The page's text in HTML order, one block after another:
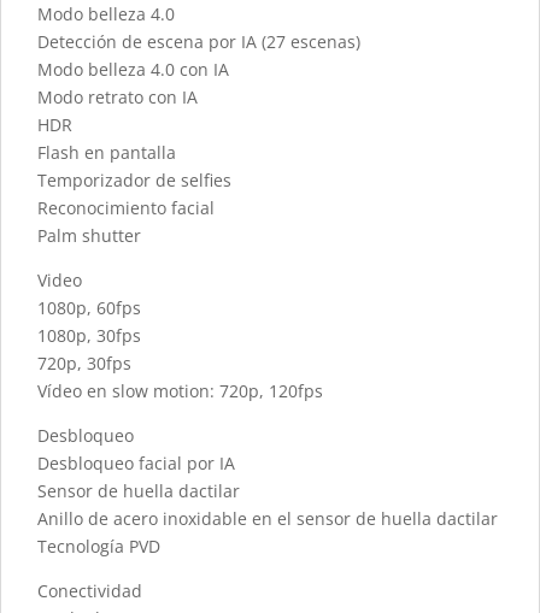
Modo belleza 4.0
Detección de escena por IA (27 escenas)
Modo belleza 4.0 con IA
Modo retrato con IA
HDR
Flash en pantalla
Temporizador de selfies
Reconocimiento facial
Palm shutter
Video
1080p, 60fps
1080p, 30fps
720p, 30fps
Vídeo en slow motion: 720p, 120fps
Desbloqueo
Desbloqueo facial por IA
Sensor de huella dactilar
Anillo de acero inoxidable en el sensor de huella dactilar
Tecnología PVD
Conectividad